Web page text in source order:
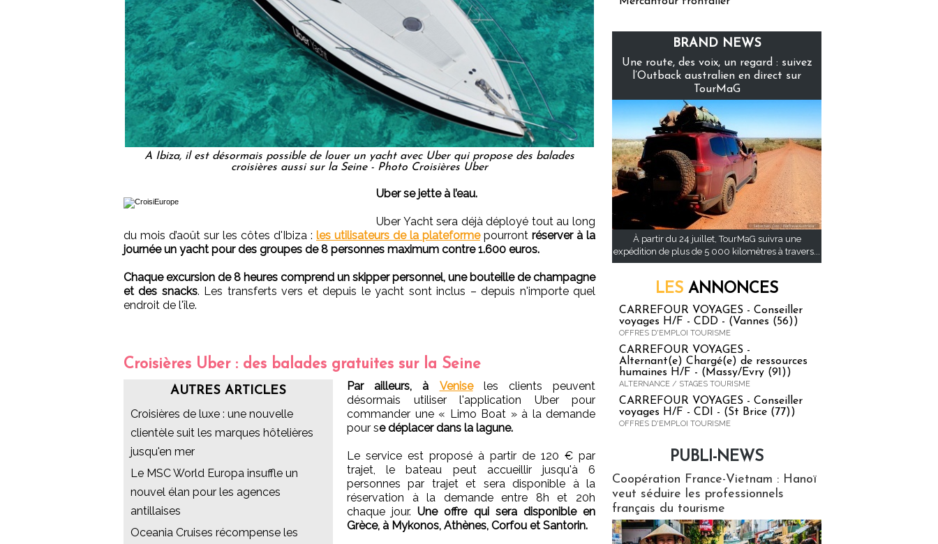
A Ibiza, il est désormais possible de louer un yacht avec Uber qui propose des balades
croisières aussi sur la Seine - Photo Croisières Uber
Uber se jette à l’eau.
Uber Yacht sera déjà déployé tout au long
du mois d’août sur les côtes d'Ibiza : les utilisateurs de la plateformepourront réserver à la
journée un yacht pour des groupes de 8 personnes maximum contre 1.600 euros.
Chaque excursion de 8 heures comprend un skipper personnel, une bouteille de champagne
et des snacks. Les transferts vers et depuis le yacht sont inclus – depuis n'importe quel
endroit de l'île.
Croisières Uber : des balades gratuites sur la Seine
AUTRES ARTICLES
Croisières de luxe : une nouvelle
clientèle suit les marques hôtelières
jusqu'en mer
Le MSC World Europa insuffle un
nouvel élan pour les agences
antillaises
Oceania Cruises récompense les
Par ailleurs, à Veniseles clients peuvent
désormais utiliser l'application Uber pour
commander une « Limo Boat » à la demande
pour se déplacer dans la lagune.
Le service est proposé à partir de 120 € par
trajet, le bateau peut accueillir jusqu'à 6
personnes par trajet et sera disponible à la
réservation à la demande entre 8h et 20h
chaque jour.Une offre qui sera disponible en
Grèce, à Mykonos, Athènes, Corfou et Santorin.
BRAND NEWS
Une route, des voix, un regard : suivez
l’Outback australien en direct sur
TourMaG
À partir du 24 juillet, TourMaG suivra une
expédition de plus de 5 000 kilomètres à travers...
LES ANNONCES
CARREFOUR VOYAGES - Conseiller
voyages H/F - CDD - (Vannes (56))
OFFRES D'EMPLOI TOURISME
CARREFOUR VOYAGES -
Alternant(e) Chargé(e) de ressources
humaines H/F - (Massy/Evry (91))
ALTERNANCE / STAGES TOURISME
CARREFOUR VOYAGES - Conseiller
voyages H/F - CDI - (St Brice (77))
OFFRES D'EMPLOI TOURISME
PUBLI-NEWS
Coopération France-Vietnam : Hanoï
veut séduire les professionnels
français du tourisme